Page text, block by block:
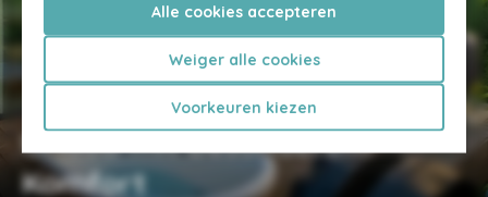
Alle cookies accepteren
Weiger alle cookies
Voorkeuren kiezen
Urlaub mit besonderem
Komfort